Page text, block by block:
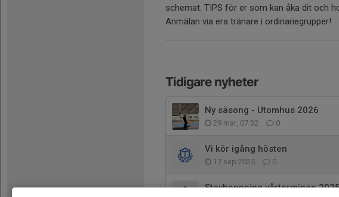
schemat. TIPS för er som kan åka dit och
Anmälan via era tränare i ordinariegrupper!
Tidigare nyheter
Ny säsong - Utomhus 2026
29 mar, 07:32 0
Vi kör igång hösten
17 sep 2025 0
Stavhoppning vårterminen